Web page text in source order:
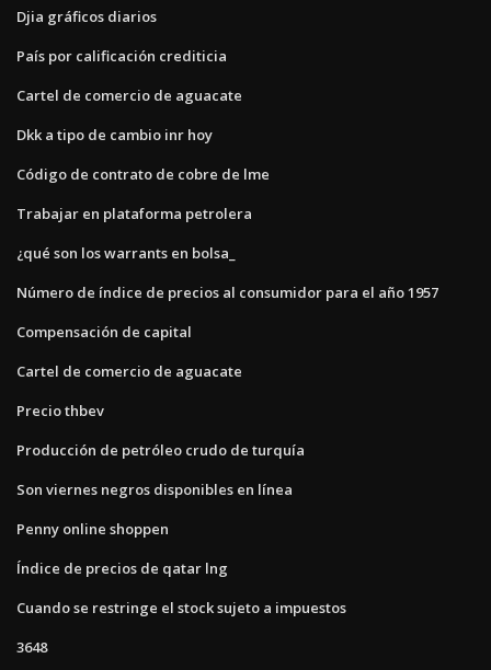
Djia gráficos diarios
País por calificación crediticia
Cartel de comercio de aguacate
Dkk a tipo de cambio inr hoy
Código de contrato de cobre de lme
Trabajar en plataforma petrolera
¿qué son los warrants en bolsa_
Número de índice de precios al consumidor para el año 1957
Compensación de capital
Cartel de comercio de aguacate
Precio thbev
Producción de petróleo crudo de turquía
Son viernes negros disponibles en línea
Penny online shoppen
Índice de precios de qatar lng
Cuando se restringe el stock sujeto a impuestos
3648